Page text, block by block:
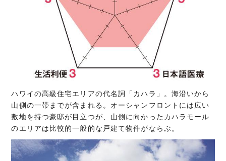
ハワイの高級住宅エリアの代名詞「カハラ」。海沿いから
山側の一帯までが含まれる。オーシャンフロントには広い
敷地を持つ豪邸が目立つが、山側に向かったカハラモール
のエリアは比較的一般的な戸建て物件がならぶ。